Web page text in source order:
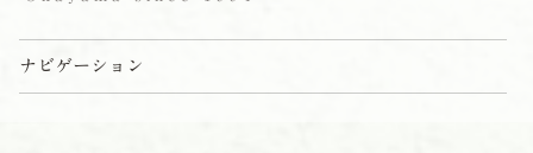
ナビゲーション